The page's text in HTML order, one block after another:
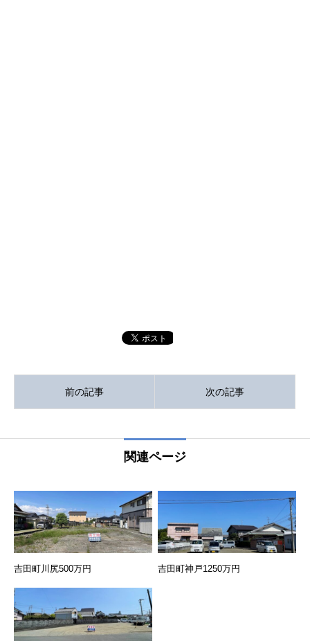
前の記事 次の記事
関連ページ
吉田町川尻500万円 吉田町神戸1250万円